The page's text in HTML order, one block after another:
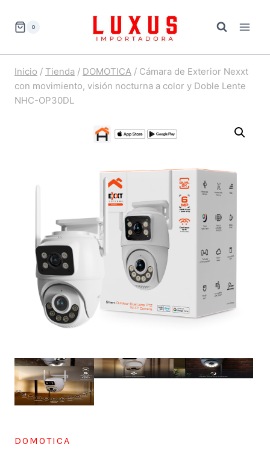
0
Inicio / Tienda / DOMOTICA / Cámara de Exterior Nexxt
con movimiento, visión nocturna a color y Doble Lente
NHC-OP30DL
DOMOTICA